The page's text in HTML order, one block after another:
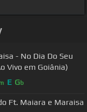
- No Dia Do Seu
Vivo em Goiânia)
E Gb
Ft. Maiara e Maraisa